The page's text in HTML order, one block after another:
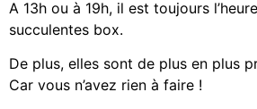
A 13h ou à 19h, il est toujours
succulentes box.
De plus, elles sont de plus en plus
Car vous n’avez rien à faire !